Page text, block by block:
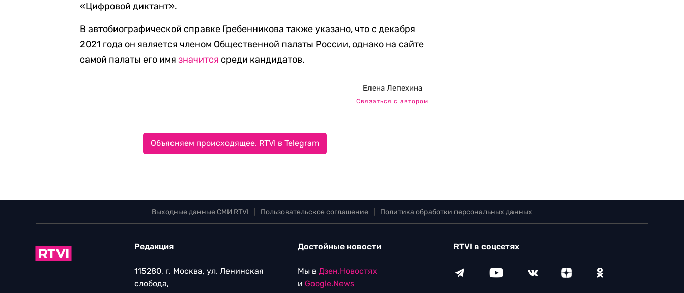
«Цифровой диктант».
В автобиографической справке Гребенникова также указано, что с декабря
2021 года он является членом Общественной палаты России, однако на сайте
самой палаты его имязначится среди кандидатов.
Елена Лепехина
Связаться с автором
Объясняем происходящее. RTVI в Telegram
Выходные данные СМИ RTVI Пользовательское соглашение Политика обработки персональных данных
Редакция
115280, г. Москва, ул. Ленинская
слобода,
Достойные новости
Мы в Дзен.Новостях
и Google.News
RTVI в соцсетях